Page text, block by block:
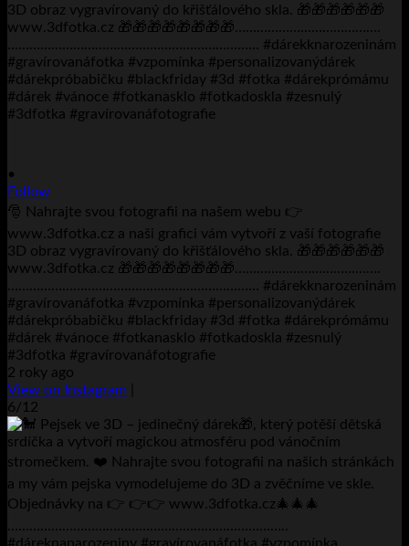
•
Follow
🎅 Nahrajte svou fotografii na našem webu 👉
www.3dfotka.cz a naši grafici vám vytvoří z vaší fotografie
3D obraz vygravírovaný do křišťálového skla. 🎁🎁🎁🎁🎁🎁
www.3dfotka.cz 🎁🎁🎁🎁🎁🎁🎁🎁………………………………….
…………………………………………………………… #dárekknarozeninám
#gravírovanáfotka #vzpomínka #personalizovanýdárek
#dárekpróbabičku #blackfriday #3d #fotka #dárekprómámu
#dárek #vánoce #fotkanasklo #fotkadoskla #zesnulý
#3dfotka #gravírovanáfotografie
2 roky ago
View on Instagram
6/12